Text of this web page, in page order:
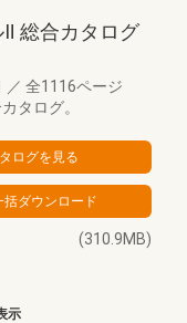
総合カタログ
／ 全1116ページ
タログ。
(310.9MB)
示